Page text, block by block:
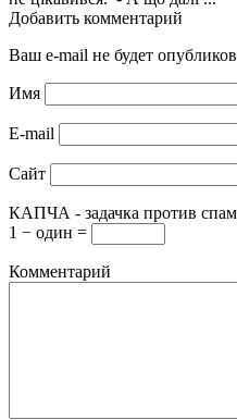
Добавить комментарий
Ваш e-mail не будет
Имя
E-mail
Сайт
КАПЧА - задачка против
1 − один =
Комментарий